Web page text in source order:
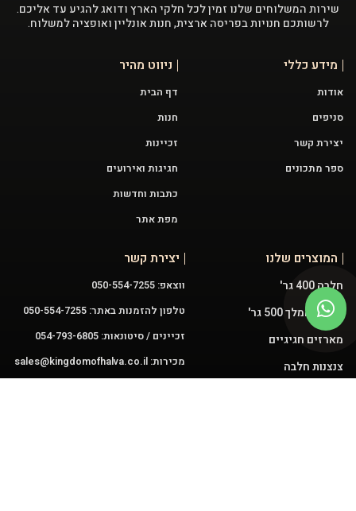
שירות המשלוחים שלנו זמין לכל חלקי הארץ ודואג להגיע עד אליכם.
לרשותכם חנויות בפריסה ארצית, חנות אונליין ואופציה למשלוח.
מידע כללי
אודות
סניפים
יצירת קשר
ספר מתכונים
ניווט מהיר
דף הבית
חנות
זכיינות
חגיגות ואירועים
כתבות וחדשות
מפת אתר
המוצרים שלנו
חלבה 400 גר'
טחינה המלך 500 גר'
מארזים חגיגיים
צנצנות חלבה
יצירת קשר
ווצאפ: 050-554-7255
טלפון להזמנות באתר: 050-554-7255
זכיינים / סיטונאות: 054-793-6805
מכירות: sales@kingdomofhalva.co.il